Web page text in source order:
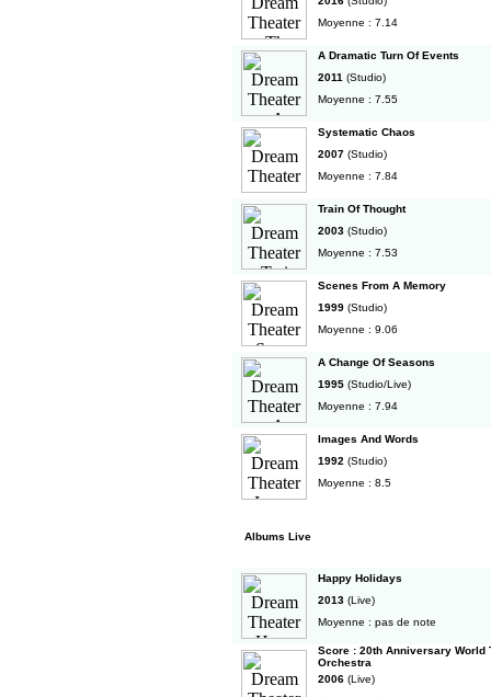
Moyenne : 7.14
A Dramatic Turn Of Events
2011 (Studio)
Moyenne : 7.55
Systematic Chaos
2007 (Studio)
Moyenne : 7.84
Train Of Thought
2003 (Studio)
Moyenne : 7.53
Scenes From A Memory
1999 (Studio)
Moyenne : 9.06
A Change Of Seasons
1995 (Studio/Live)
Moyenne : 7.94
Images And Words
1992 (Studio)
Moyenne : 8.5
Albums Live
Happy Holidays
2013 (Live)
Moyenne : pas de note
Score : 20th Anniversary World
Orchestra
2006 (Live)